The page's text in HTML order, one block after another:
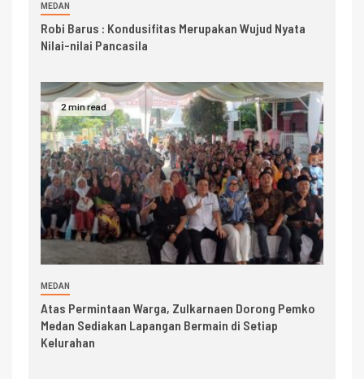
MEDAN
Robi Barus : Kondusifitas Merupakan Wujud Nyata
Nilai-nilai Pancasila
2 min read
MEDAN
Atas Permintaan Warga, Zulkarnaen Dorong Pemko
Medan Sediakan Lapangan Bermain di Setiap
Kelurahan